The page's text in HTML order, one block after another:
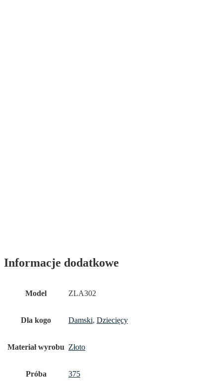
Informacje dodatkowe
Model ZLA302
Dla kogo Damski, Dziecięcy
Materiał wyrobu Złoto
Próba 375